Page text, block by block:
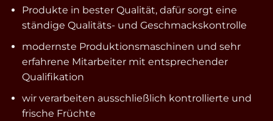
Produkte in bester Qualität, dafür sorgt eine
ständige Qualitäts- und Geschmackskontrolle
modernste Produktionsmaschinen und sehr
erfahrene Mitarbeiter mit entsprechender
Qualifikation
wir verarbeiten ausschließlich kontrollierte und
frische Früchte